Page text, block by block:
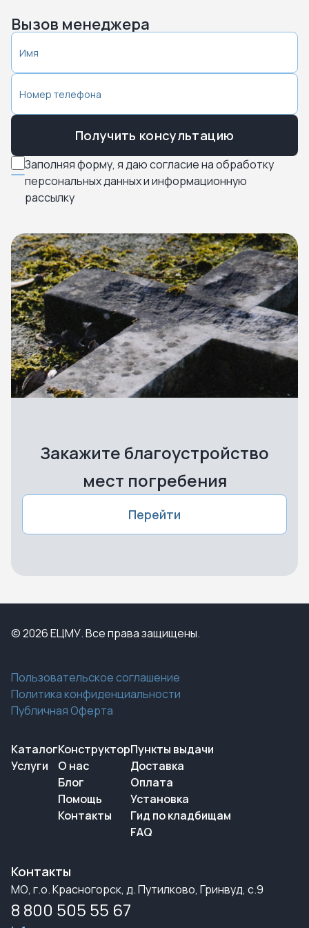
Вызов менеджера
Заполняя форму, я даю согласие на обработку
персональных данных и информационную
рассылку
Получить консультацию
Закажите благоустройство
мест погребения
Перейти
© 2026 ЕЦМУ. Все права защищены.
Пользовательское соглашение
Политика конфиденциальности
Публичная Оферта
Каталог
Услуги
Конструктор
О нас
Блог
Помощь
Контакты
Пункты выдачи
Доставка
Оплата
Установка
Гид по кладбищам
FAQ
Контакты
МО, г.о. Красногорск, д. Путилково, Гринвуд, с.9
8 800 505 55 67